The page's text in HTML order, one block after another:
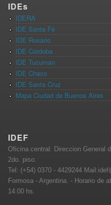
IDEs
IDERA
IDE Santa Fé
IDE Rosario
IDE Córdoba
IDE Tucuman
IDE Chaco
IDE Santa Cruz
Mapa Ciudad de Buenos Aires
IDEF
Oficina central: Direccion General
2do. piso.
Tel: (+54) 0370 - 4429244
Formosa - Argentina. - Horario de
14:00 hs.